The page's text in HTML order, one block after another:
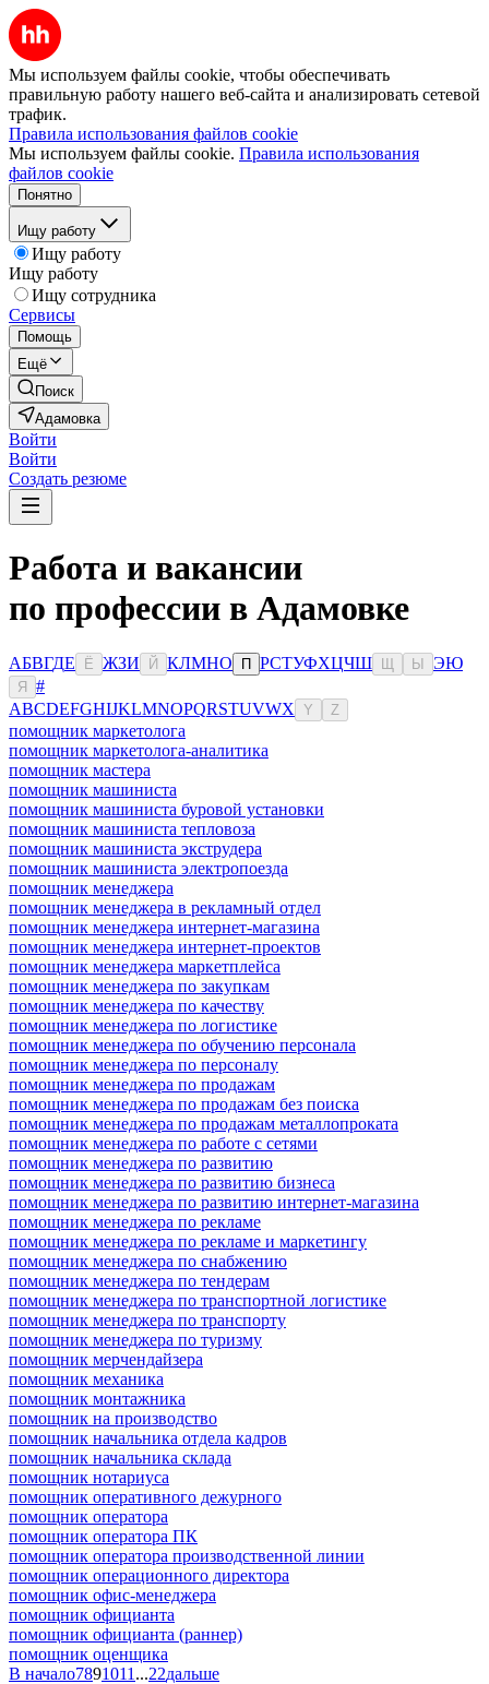
Мы используем файлы cookie, чтобы обеспечивать
правильную работу нашего веб-сайта и анализировать сетевой
трафик.
Правила использования файлов cookie
Мы используем файлы cookie. Правила использования
файлов cookie
Понятно
Ищу работу
Ищу работу
Ищу работу
Ищу сотрудника
Сервисы
Помощь
Ещё
Поиск
Адамовка
Войти
Войти
Создать резюме
Работа и вакансии
по профессии в Адамовке
АБВГДЕ Ё ЖЗИ Й КЛМНО П РСТУФХЦЧШ Ы ЭЮ
Я
#
ABCDEFGHIJKLMNOPQRSTUVWX Y Z
помощник маркетолога
помощник маркетолога-аналитика
помощник мастера
помощник машиниста
помощник машиниста буровой установки
помощник машиниста тепловоза
помощник машиниста экструдера
помощник машиниста электропоезда
помощник менеджера
помощник менеджера в рекламный отдел
помощник менеджера интернет-магазина
помощник менеджера интернет-проектов
помощник менеджера маркетплейса
помощник менеджера по закупкам
помощник менеджера по качеству
помощник менеджера по логистике
помощник менеджера по обучению персонала
помощник менеджера по персоналу
помощник менеджера по продажам
помощник менеджера по продажам без поиска
помощник менеджера по продажам металлопроката
помощник менеджера по работе с сетями
помощник менеджера по развитию
помощник менеджера по развитию бизнеса
помощник менеджера по развитию интернет-магазина
помощник менеджера по рекламе
помощник менеджера по рекламе и маркетингу
помощник менеджера по снабжению
помощник менеджера по тендерам
помощник менеджера по транспортной логистике
помощник менеджера по транспорту
помощник менеджера по туризму
помощник мерчендайзера
помощник механика
помощник монтажника
помощник на производство
помощник начальника отдела кадров
помощник начальника склада
помощник нотариуса
помощник оперативного дежурного
помощник оператора
помощник оператора ПК
помощник оператора производственной линии
помощник операционного директора
помощник офис-менеджера
помощник официанта
помощник официанта (раннер)
помощник оценщика
В начало7891011 ...22дальше